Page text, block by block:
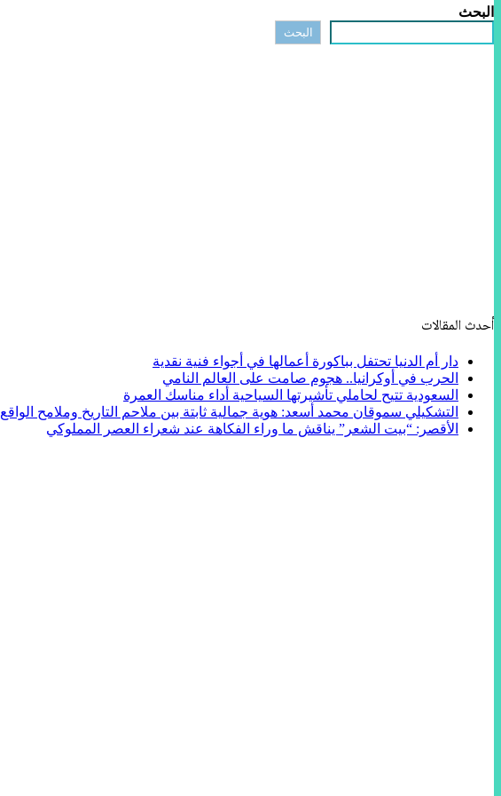
البحث
البحث
أحدث المقالات
دار أم الدنيا تحتفل بباكورة أعمالها في أجواء فنية نقدية
الحرب في أوكرانيا.. هجوم صامت على العالم النامي
السعودية تتيح لحاملي تأشيرتها السياحية أداء مناسك العمرة
التشكيلي سموقان محمد أسعد: هوية جمالية ثابتة بين ملاحم التاريخ وملامح الواقع
الأقصر: “بيت الشعر” يناقش ما وراء الفكاهة عند شعراء العصر المملوكي